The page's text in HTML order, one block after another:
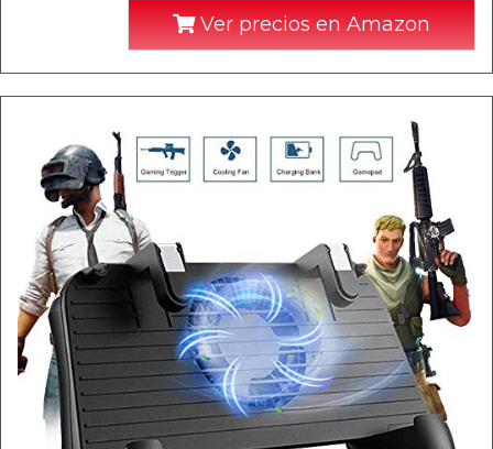
Ver precios en Amazon